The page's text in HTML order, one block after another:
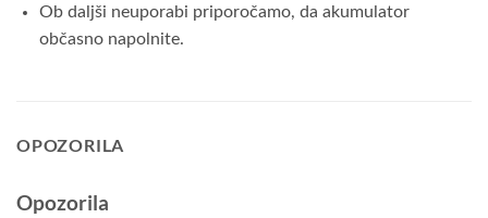
Ob daljši neuporabi priporočamo, da akumulator
občasno napolnite.
OPOZORILA
Opozorila